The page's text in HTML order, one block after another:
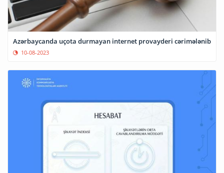
Azərbaycanda uçota durmayan internet provayderi cərimələnib
10-08-2023